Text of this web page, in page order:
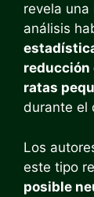
revela
análisis
reducción
ratas
durante el
Los
este tipo
posible